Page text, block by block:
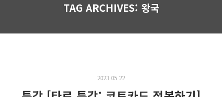
TAG ARCHIVES: 왕국
2023-05-22